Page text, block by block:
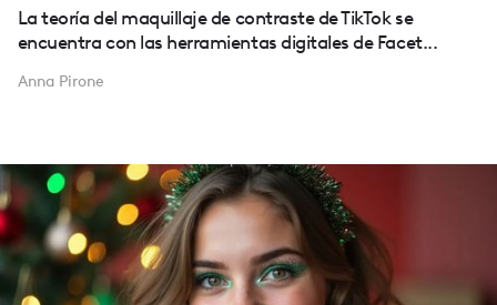
La teoría del maquillaje de contraste de TikTok se
encuentra con las herramientas digitales de Facet...
Anna Pirone